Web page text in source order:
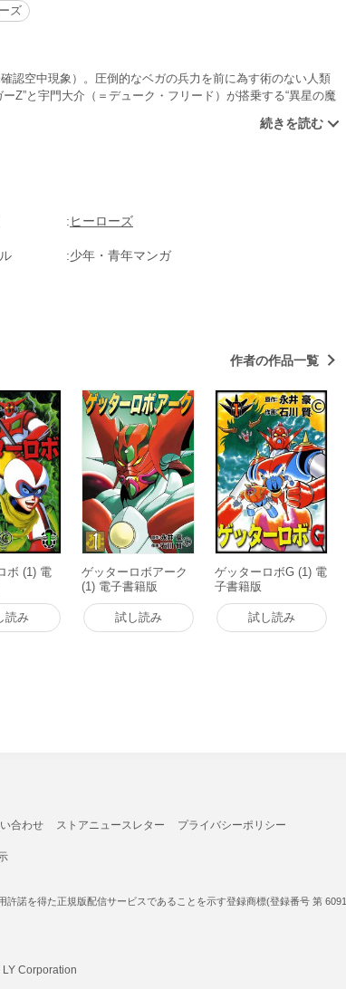
ズ
認空中現象）。圧倒的なベガの兵力を前に為す術のない人類
Z”と宇門大介（＝デューク・フリード）が搭乗する“異星の魔
メでは語られない前日譚から『ジ・インセプション』の幕が
ヒーローズ
少年・青年マンガ
作者の作品一覧
ボ (1) 電
読み
ゲッターロボアーク
(1) 電子書籍版
試し読み
ゲッターロボG (1) 電
子書籍版
試し読み
合わせ ストアニュースレター プライバシーポリシー
諾を得た正規版配信サービスであることを示す登録商標(登録番号 第 6091
Corporation